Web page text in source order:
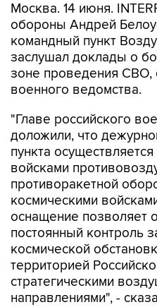
Москва. 14 июня.
обороны Андрей
командный пункт
заслушал доклады о
зоне проведения СВО,
военного ведомства.
"Главе российского
доложили, что
пункта
войсками
противоракетной
космическими
оснащение позволяет
постоянный контроль
космической
территорией
стратегическими
направлениями", -